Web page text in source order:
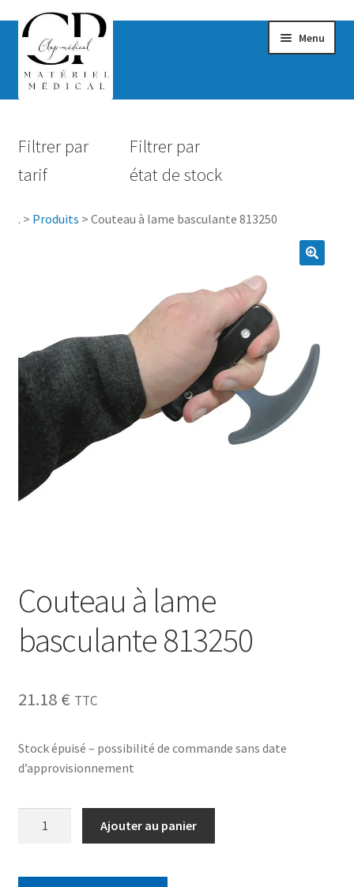
Menu
Hygiène
Accessoires Salle de bain
Vêtements & Chaussures
Sécurité
0.00 €
Filtrer par
tarif
Filtrer par
état de stock
. > Produits > Couteau à lame basculante 813250
Couteau à lame
basculante 813250
21.18 € TTC
Stock épuisé – possibilité de commande sans date
d’approvisionnement
Ajouter au panier